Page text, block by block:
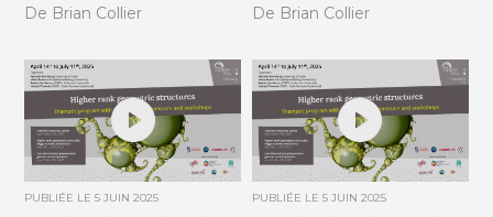
De Brian Collier De Brian Collier
PUBLIÉE LE5 JUIN 2025 PUBLIÉE LE 5 JUIN 2025